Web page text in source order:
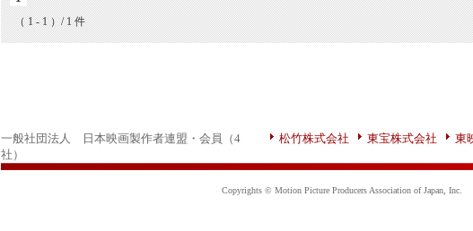
（ 1 - 1 ）/ 1 件
一般社団法人 日本映画製作者連盟・会員（4
社）
松竹株式会社 東宝株式会社 東
Copyrights © Motion Picture Producers Association of Japan, Inc.